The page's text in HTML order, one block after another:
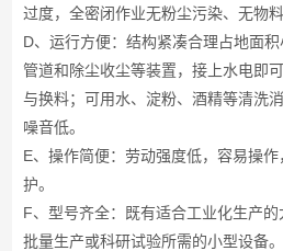
过度，全密闭作业无粉尘污染、无物料
D、运行方便：结构紧凑合理占地面
管道和除尘收尘等装置，接上水电即
与换料；可用水、淀粉、酒精等清洗
噪音低。
E、操作简便：劳动强度低，容易操
护。
F、型号齐全：既有适合工业化生产
批量生产或科研试验所需的小型设备。